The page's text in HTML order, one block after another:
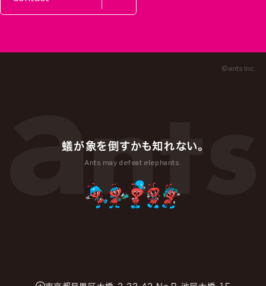
蟻が象を倒すかも知れない。
Ants may defeat elephants.
© ants Inc.